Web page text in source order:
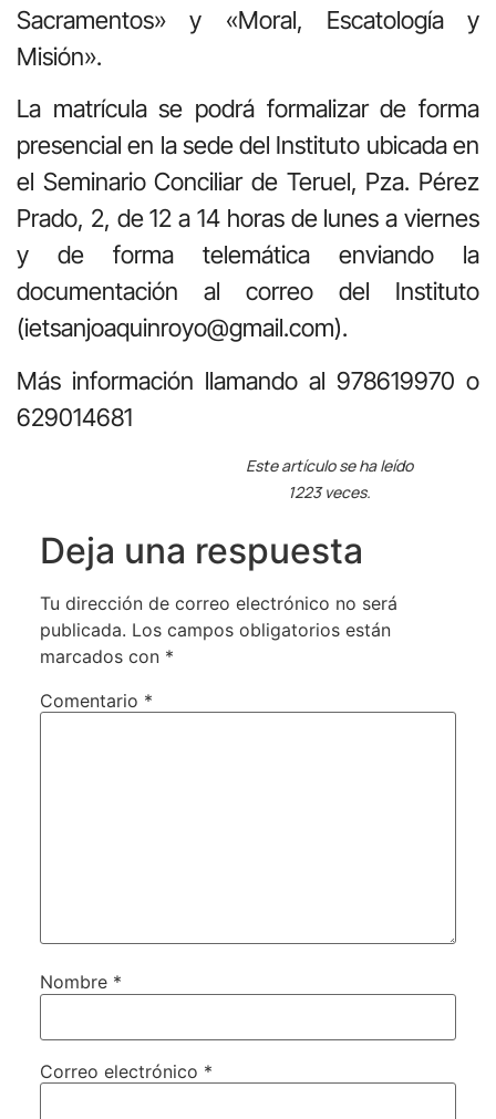
Sacramentos» y «Moral, Escatología y
Misión».
La matrícula se podrá formalizar de forma
presencial en la sede del Instituto ubicada en
el Seminario Conciliar de Teruel, Pza. Pérez
Prado, 2, de 12 a 14 horas de lunes a viernes
y de forma telemática enviando la
documentación al correo del Instituto
(ietsanjoaquinroyo@gmail.com).
Más información llamando al 978619970 o
629014681
Este artículo se ha leído
1223 veces.
Deja una respuesta
Tu dirección de correo electrónico no será
publicada. Los campos obligatorios están
marcados con *
Comentario *
Nombre *
Correo electrónico *